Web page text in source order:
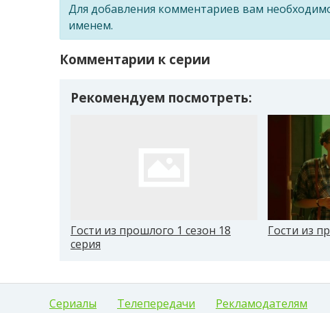
Для добавления комментариев вам
именем.
Комментарии к серии
Рекомендуем посмотреть:
Гости из прошлого 1 сезон 18
серия
Гости из
Сериалы Телепередачи Рекламодателям